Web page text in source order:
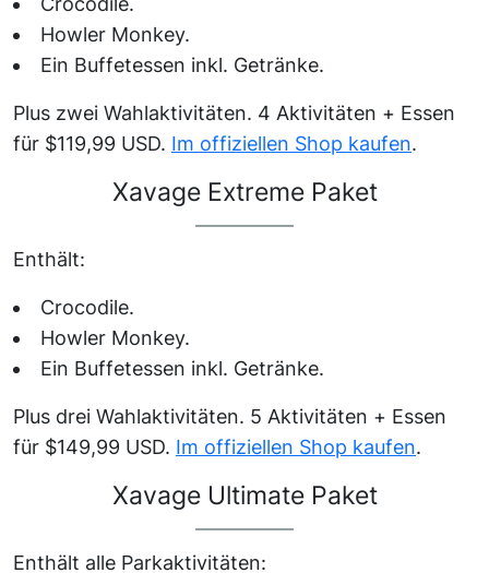
Howler Monkey.
Ein Buffetessen inkl. Getränke.
Plus zwei Wahlaktivitäten. 4 Aktivitäten + Essen
für $119,99 USD. Im offiziellen Shop kaufen.
Xavage Extreme Paket
Enthält:
Crocodile.
Howler Monkey.
Ein Buffetessen inkl. Getränke.
Plus drei Wahlaktivitäten. 5 Aktivitäten + Essen
für $149,99 USD. Im offiziellen Shop kaufen.
Xavage Ultimate Paket
Enthält alle Parkaktivitäten: